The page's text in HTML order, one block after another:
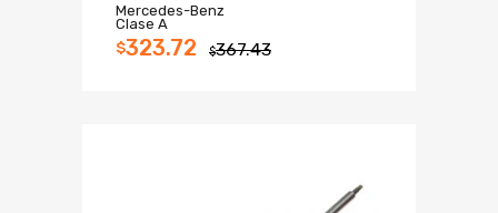
Mercedes-Benz
Clase A
$367.43
$323.72